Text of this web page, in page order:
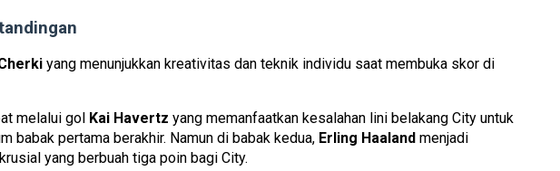
yang menunjukkan kreativitas dan teknik individu saat membuka skor di
melalui gol Kai Havertz yang memanfaatkan kesalahan lini belakang City untuk
babak pertama berakhir. Namun di babak kedua, Erling Haaland menjadi
yang berbuah tiga poin bagi City.